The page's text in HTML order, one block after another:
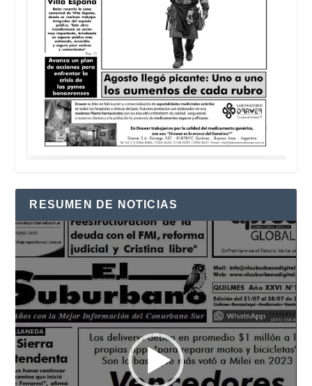
RESUMEN DE NOTICIAS
Reproductor
de
vídeo